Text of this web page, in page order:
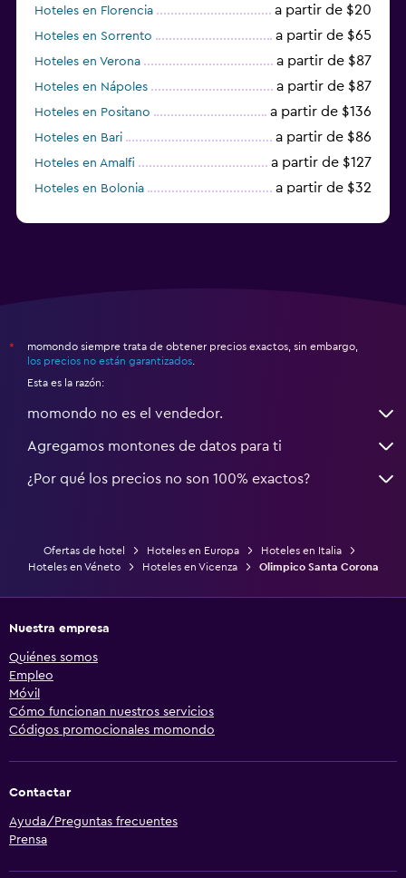
Hoteles en Florencia a partir de $20
Hoteles en Sorrento a partir de $65
Hoteles en Verona a partir de $87
Hoteles en Nápoles a partir de $87
Hoteles en Positano a partir de $136
Hoteles en Bari a partir de $86
Hoteles en Amalfi a partir de $127
Hoteles en Bolonia a partir de $32
*
momondo siempre trata de obtener precios exactos, sin embargo,
los precios no están garantizados
Esta es la razón:
momondo no es el vendedor.
Agregamos montones de datos para ti
¿Por qué los precios no son 100% exactos?
Ofertas de hotel Hoteles en Europa
Hoteles en Italia
Hoteles en Véneto
Hoteles en Vicenza Olimpico Santa Corona
Nuestra empresa
Quiénes somos
Empleo
Móvil
Cómo funcionan nuestros servicios
Códigos promocionales momondo
Contactar
Ayuda/Preguntas frecuentes
Prensa